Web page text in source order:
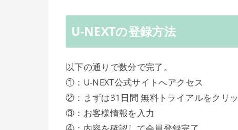
U-NEXTの登録方法
以下の通りで数分で完了。
①：U-NEXT公式サイトへアクセス
②：まずは31日間 無料トライアルをクリ
③：お客様情報を入力